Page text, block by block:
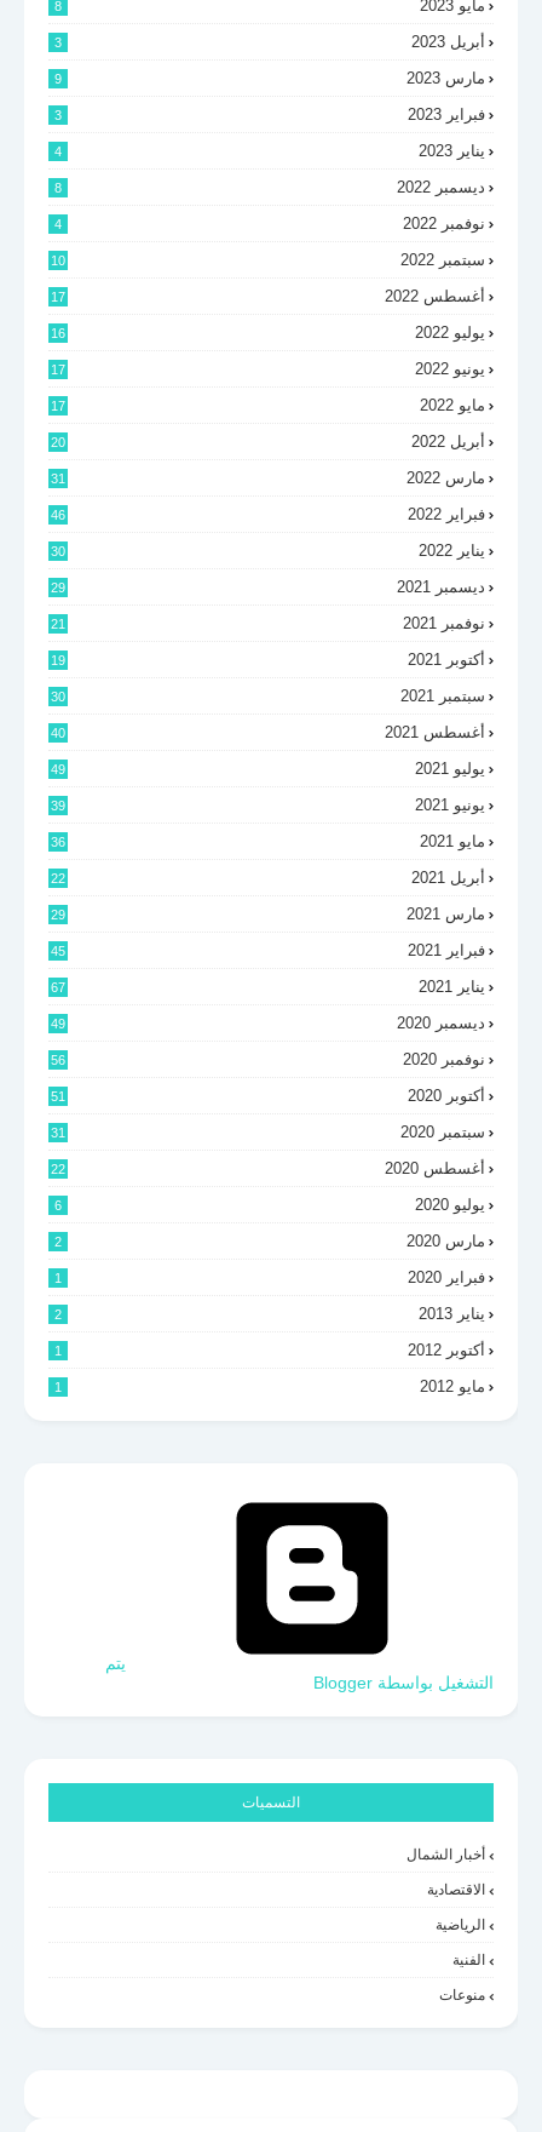
مايو 2023 8
أبريل 2023 3
مارس 2023 9
فبراير 2023 3
يناير 2023 4
ديسمبر 2022 8
نوفمبر 2022 4
سبتمبر 2022 10
أغسطس 2022 17
يوليو 2022 16
يونيو 2022 17
مايو 2022 17
أبريل 2022 20
مارس 2022 31
فبراير 2022 46
يناير 2022 30
ديسمبر 2021 29
نوفمبر 2021 21
أكتوبر 2021 19
سبتمبر 2021 30
أغسطس 2021 40
يوليو 2021 49
يونيو 2021 39
مايو 2021 36
أبريل 2021 22
مارس 2021 29
فبراير 2021 45
يناير 2021 67
ديسمبر 2020 49
نوفمبر 2020 56
أكتوبر 2020 51
سبتمبر 2020 31
أغسطس 2020 22
يوليو 2020 6
مارس 2020 2
فبراير 2020 1
يناير 2013 2
أكتوبر 2012 1
مايو 2012 1
‏يتم
التشغيل بواسطة Blogger
التسميات
أخبار الشمال
الاقتصادية
الرياضية
الفنية
منوعات